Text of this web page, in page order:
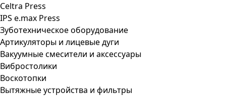
Celtra Press
IPS e.max Press
Зуботехническое оборудование
Артикуляторы и лицевые дуги
Вакуумные смесители и аксессуары
Вибростолики
Воскотопки
Вытяжные устройства и фильтры